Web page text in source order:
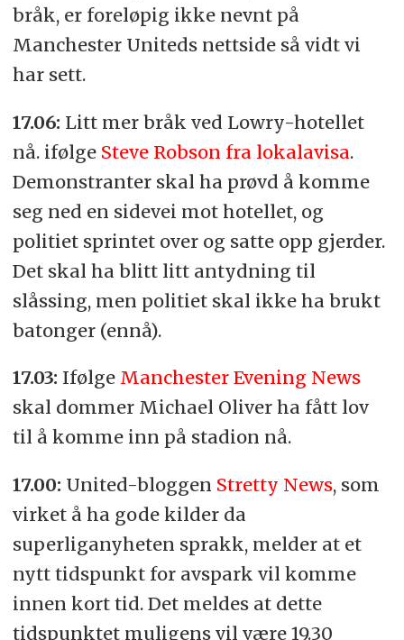
bråk, er foreløpig ikke nevnt på
Manchester Uniteds nettside så vidt vi
har sett.
17.06: Litt mer bråk ved Lowry-hotellet
nå. ifølge Steve Robson fra lokalavisa.
Demonstranter skal ha prøvd å komme
seg ned en sidevei mot hotellet, og
politiet sprintet over og satte opp gjerder.
Det skal ha blitt litt antydning til
slåssing, men politiet skal ikke ha brukt
batonger (ennå).
17.03: Ifølge Manchester Evening News
skal dommer Michael Oliver ha fått lov
til å komme inn på stadion nå.
17.00: United-bloggen Stretty News, som
virket å ha gode kilder da
superliganyheten sprakk, melder at et
nytt tidspunkt for avspark vil komme
innen kort tid. Det meldes at dette
tidspunktet muligens vil være 19.30